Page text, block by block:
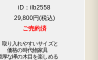
iD：ilb2558
29,800円
ご売約済
取り入れやすいサイズと
価格の時代物家具
厚な欅の木目を楽しめる